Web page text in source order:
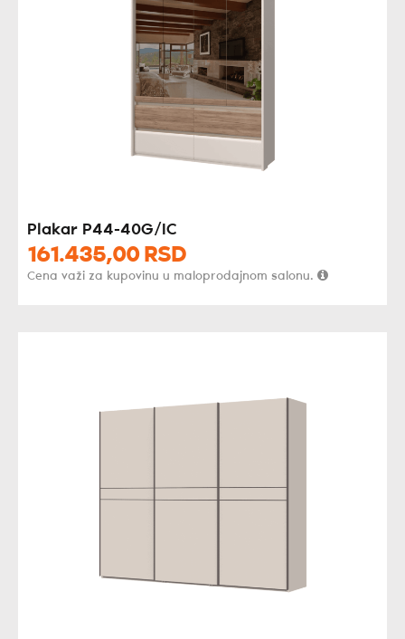
Plakar P44-40G/IC
161.435,00 RSD
Cena važi za kupovinu u maloprodajnom salonu.